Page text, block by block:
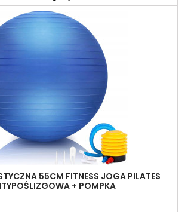
55CM FITNESS JOGA PILATES
+ POMPKA